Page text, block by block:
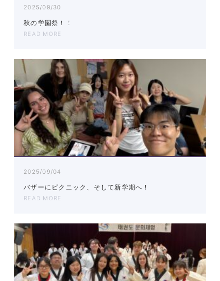
2025/09/30
秋の学園祭！！
READ MORE
2025/09/04
バザーにピクニック、そして新学期へ！
READ MORE